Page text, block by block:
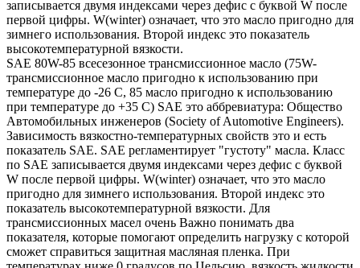
записывается двумя индексами через дефис с буквой W после
первой цифры. W(winter) означает, что это масло пригодно для
зимнего использования. Второй индекс это показатель
высокотемпературной вязкости.
SAE 80W-85 всесезонное трансмиссионное масло (75W-
трансмиссионное масло пригодно к использованию при
температуре до -26 С, 85 масло пригодно к использованию
при температуре до +35 С) SAE это аббревиатура: Общество
Автомобильных инженеров (Society of Automotive Engineers).
Зависимость вязкостно-температурных свойств это и есть
показатель SAE. SAE регламентирует "густоту" масла. Класс
по SAE записывается двумя индексами через дефис с буквой
W после первой цифры. W(winter) означает, что это масло
пригодно для зимнего использования. Второй индекс это
показатель высокотемпературной вязкости. Для
трансмиссионных масел очень Важно понимать два
показателя, которые помогают определить нагрузку с которой
сможет справиться защитная масляная пленка. При